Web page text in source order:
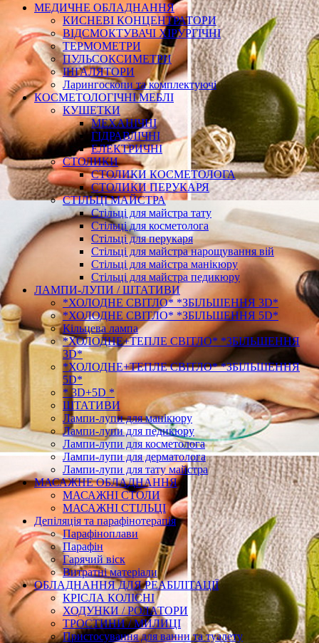
МЕДИЧНЕ ОБЛАДНАННЯ
КИСНЕВІ КОНЦЕНТРАТОРИ
ВІДСМОКТУВАЧІ ХІРУРГІЧНІ
ТЕРМОМЕТРИ
ПУЛЬСОКСИМЕТРИ
ІНГАЛЯТОРИ
Ларингоскопи та комплектуючі
КОСМЕТОЛОГІЧНІ МЕБЛІ
КУШЕТКИ
МЕХАНІЧНІ
ГІДРАВЛІЧНІ
ЕЛЕКТРИЧНІ
СТОЛИКИ
СТОЛИКИ КОСМЕТОЛОГА
СТОЛИКИ ПЕРУКАРЯ
СТІЛЬЦІ МАЙСТРА
Стільці для майстра тату
Стільці для косметолога
Стільці для перукаря
Стільці для майстра нарощування вій
Стільці для майстра манікюру
Стільці для майстра педикюру
ЛАМПИ-ЛУПИ / ШТАТИВИ
*ХОЛОДНЕ СВІТЛО* *ЗБІЛЬШЕННЯ 3D*
*ХОЛОДНЕ СВІТЛО* *ЗБІЛЬШЕННЯ 5D*
Кільцева лампа
*ХОЛОДНЕ+ТЕПЛЕ СВІТЛО* *ЗБІЛЬШЕННЯ
3D*
*ХОЛОДНЕ+ТЕПЛЕ СВІТЛО* *ЗБІЛЬШЕННЯ
5D*
* 3D+5D *
ШТАТИВИ
Лампи-лупи для манікюру
Лампи-лупи для педикюру
Лампи-лупи для косметолога
Лампи-лупи для дерматолога
Лампи-лупи для тату майстра
МАСАЖНЕ ОБЛАДНАННЯ
МАСАЖНІ СТОЛИ
МАСАЖНІ СТІЛЬЦІ
Депіляція та парафінотерапія
Парафіноплави
Парафін
Гарячий віск
Витратні матеріали
ОБЛАДНАННЯ ДЛЯ РЕАБІЛІТАЦІЇ
КРІСЛА КОЛІСНІ
ХОДУНКИ / РОЛАТОРИ
ТРОСТИНИ / МИЛИЦІ
Пристосування для ванни та туалету